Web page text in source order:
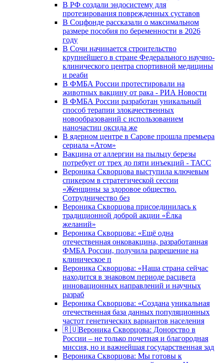
В РФ создали эндосистему для
протезирования поврежденных суставов
В Соцфонде рассказали о максимальном
размере пособия по беременности в 2026
году
В Сочи начинается строительство
крупнейшего в стране Федерального научно-
клинического центра спортивной медицины
и реаби
В ФМБА России протестировали на
животных вакцину от рака - РИА Новости
В ФМБА России разработан уникальный
способ терапии злокачественных
новообразований с использованием
наночастиц оксида же
В ядерном центре в Сарове прошла премьера
сериала «Атом»
Вакцина от аллергии на пыльцу березы
потребует от трех до пяти инъекций - ТАСС
Вероника Скворцова выступила ключевым
спикером в стратегической сессии
«Женщины за здоровое общество.
Сотрудничество без
Вероника Скворцова присоединилась к
традиционной доброй акции «Ёлка
желаний»
Вероника Скворцова: «Ещё одна
отечественная онковакцина, разработанная
ФМБА России, получила разрешение на
клиническое п
Вероника Скворцова: «Наша страна сейчас
находится в знаковом периоде расцвета
инновационных направлений и научных
разраб
Вероника Скворцова: «Создана уникальная
отечественная база данных популяционных
частот генетических вариантов населения
🇷🇺Вероника Скворцова: Донорство в
России – не только почетная и благородная
миссия, но и важнейшая государственная зад
Вероника Скворцова: Мы готовы к